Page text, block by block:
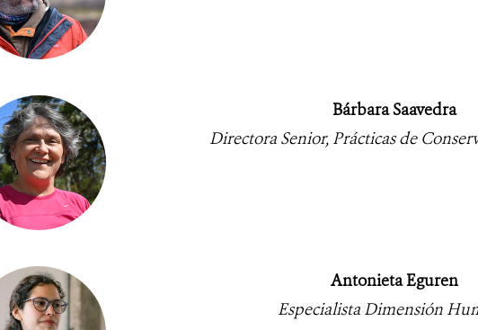
Bárbara Saavedra
Directora Senior, Prácticas de
Antonieta Eguren
Especialista Dimensión